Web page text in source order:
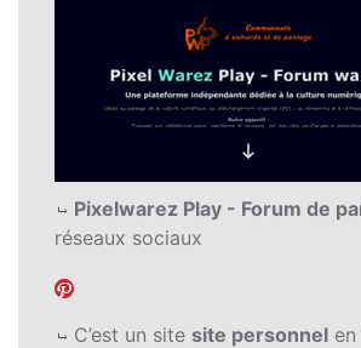
Pixelwarez Play - Forum de
réseaux sociaux
C’est un site site personnel